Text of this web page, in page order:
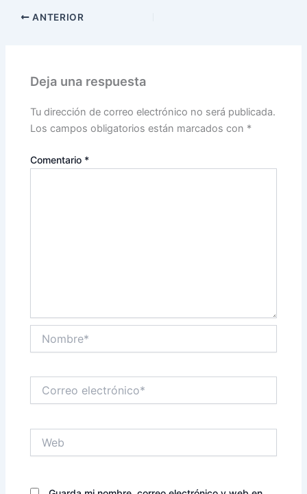
ANTERIOR
Deja una respuesta
Tu dirección de correo electrónico no será publicada.
Los campos obligatorios están marcados con *
Comentario *
electrónico*